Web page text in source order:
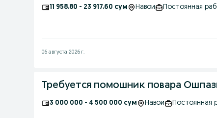
11 958.80 - 23 917.60 сум Навои Постоянная
06 августа 2026 г.
Требуется помошник повара
3 000 000 - 4 500 000 сум Навои Постоянная